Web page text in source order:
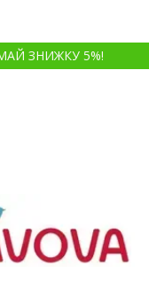
ЗНИЖКУ 5%!